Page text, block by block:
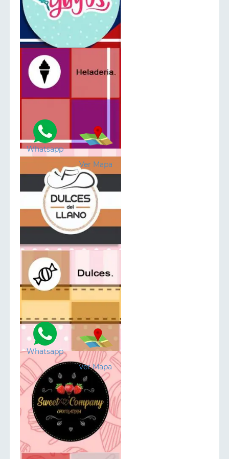
Whatsapp
Ver Mapa
Whatsapp
ver Mapa